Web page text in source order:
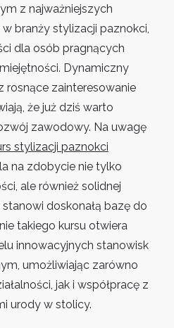
z najważniejszych
branży stylizacji paznokci,
dla osób pragnących
Dynamiczny
rosnące zainteresowanie
że już dziś warto
zawodowy. Na uwagę
stylizacji paznokci
na zdobycie nie tylko
ale również solidnej
doskonałą bazę do
takiego kursu otwiera
innowacyjnych stanowisk
umożliwiając zarówno
jak i współpracę z
urody w stolicy.